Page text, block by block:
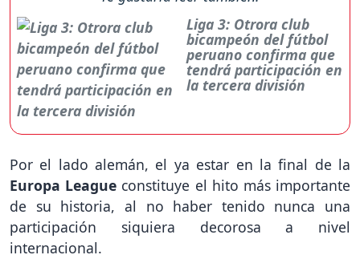
Liga 3: Otrora club
bicampeón del fútbol
peruano confirma que
tendrá participación en
la tercera división
Por el lado alemán, el ya estar en la final de la
Europa League constituye el hito más importante
de su historia, al no haber tenido nunca una
participación siquiera decorosa a nivel
internacional.